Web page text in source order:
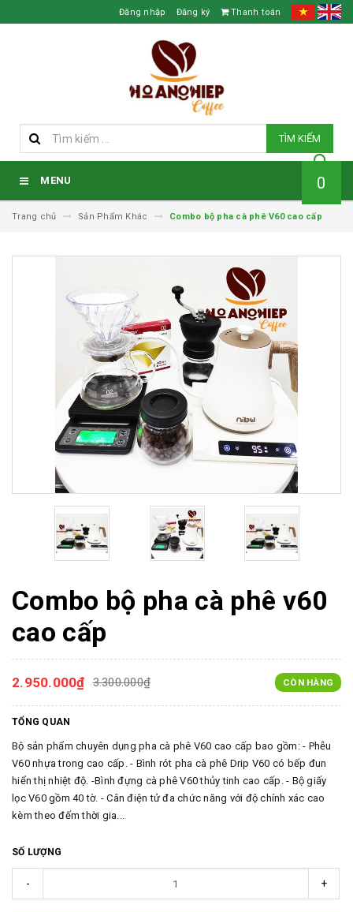
Đăng nhập Đăng ký Thanh toán
TÌM KIẾM
MENU 0
Trang chủ Sản Phẩm Khác Combo bộ pha cà phê V60 cao cấp
Combo bộ pha cà phê v60
cao cấp
2.950.000₫ 3.300.000₫ CÒN HÀNG
TỔNG QUAN
Bộ sản phẩm chuyên dụng pha cà phê V60 cao cấp bao gồm: - Phễu
V60 nhựa trong cao cấp. - Bình rót pha cà phê Drip V60 có bếp đun
hiển thị nhiệt độ. -Bình đựng cà phê V60 thủy tinh cao cấp. - Bộ giấy
lọc V60 gồm 40 tờ. - Cân điện tử đa chức năng với độ chính xác cao
kèm theo đếm thời gia...
SỐ LƯỢNG
- +